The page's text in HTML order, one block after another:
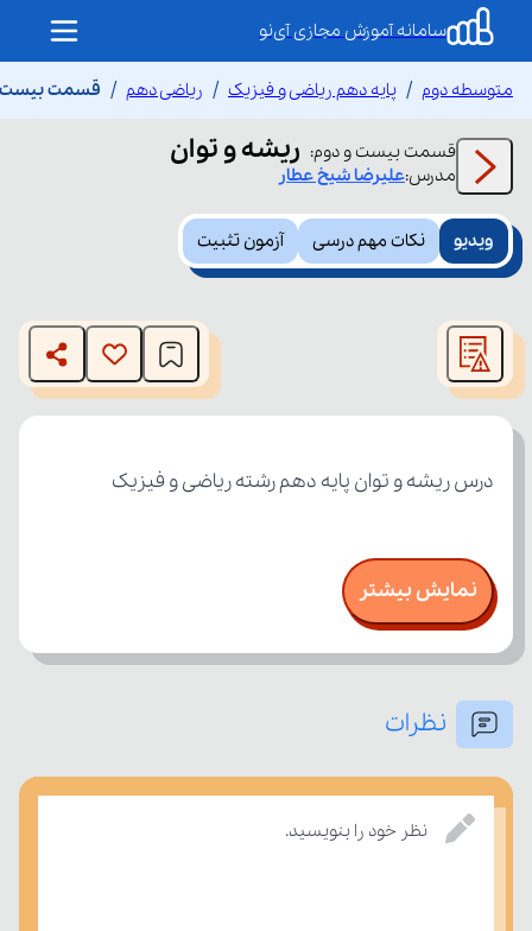
سامانه آموزش مجازی آی‌نو
متوسطه دوم پایه دهم ریاضی و فیزیک ریاضی دهم قسمت بیست
قسمت بیست و دوم: ریشه و توان
مدرس:علیرضاشیخ عطار
ویدیو نکات مهم درسی آزمون تثبیت
modal
window.
The media could not be loaded, either because the server
or network failed or because the format is not supported.
درس ریشه و توان پایه دهم رشته ریاضی و فیزیک
نمایش بیشتر
نظرات
نظر خود را بنویسید.